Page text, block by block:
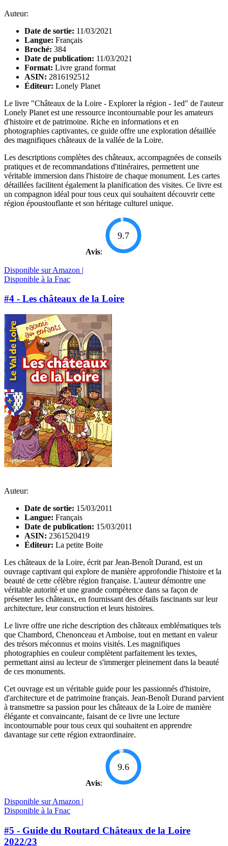
Auteur:
Date de sortie: 11/03/2021
Langue: Français
Broché: 384
Date de publication: 11/03/2021
Format: Livre grand format
ASIN: 2816192512
Éditeur: Lonely Planet
Le livre "Châteaux de la Loire - Explorer la région - 1ed" de l'auteur
Lonely Planet est une ressource incontournable pour les amateurs
d'histoire et de patrimoine. Riche en informations et en
photographies captivantes, ce guide offre une exploration détaillée
des magnifiques châteaux de la vallée de la Loire.
Les descriptions complètes des châteaux, accompagnées de conseils
pratiques et de recommandations d'itinéraires, permettent une
véritable immersion dans l'histoire de chaque monument. Les cartes
détaillées facilitent également la planification des visites. Ce livre est
un compagnon idéal pour tous ceux qui souhaitent découvrir cette
région époustouflante et son héritage culturel unique.
Avis:
9.7
Disponible sur Amazon |
Disponible à la Fnac
#4 - Les châteaux de la Loire
Auteur:
Date de sortie: 15/03/2011
Langue: Français
Date de publication: 15/03/2011
ASIN: 2361520419
Éditeur: La petite Boite
Les châteaux de la Loire, écrit par Jean-Benoît Durand, est un
ouvrage captivant qui explore de manière approfondie l'histoire et la
beauté de cette célèbre région française. L'auteur démontre une
véritable autorité et une grande compétence dans sa façon de
présenter les châteaux, en fournissant des détails fascinants sur leur
architecture, leur construction et leurs histoires.
Le livre offre une riche description des châteaux emblématiques tels
que Chambord, Chenonceau et Amboise, tout en mettant en valeur
des trésors méconnus et moins visités. Les magnifiques
photographies en couleur complètent parfaitement les textes,
permettant ainsi au lecteur de s'immerger pleinement dans la beauté
de ces monuments.
Cet ouvrage est un véritable guide pour les passionnés d'histoire,
d'architecture et de patrimoine français. Jean-Benoît Durand parvient
à transmettre sa passion pour les châteaux de la Loire de manière
élégante et convaincante, faisant de ce livre une lecture
incontournable pour tous ceux qui souhaitent en apprendre
davantage sur cette région extraordinaire.
Avis:
9.6
Disponible sur Amazon |
Disponible à la Fnac
#5 - Guide du Routard Châteaux de la Loire
2022/23